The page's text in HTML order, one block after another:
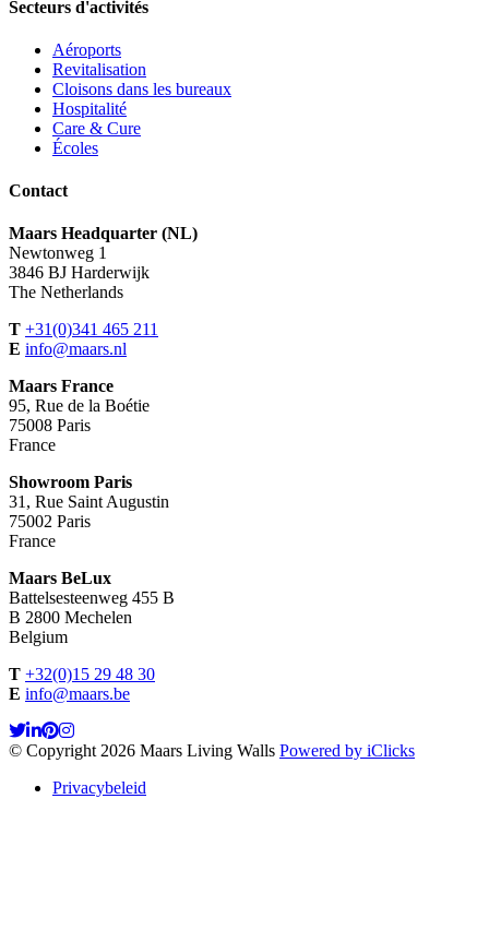
Secteurs d'activités
Aéroports
Revitalisation
Cloisons dans les bureaux
Hospitalité
Care & Cure
Écoles
Contact
Maars Headquarter (NL)
Newtonweg 1
3846 BJ Harderwijk
The Netherlands
T +31(0)341 465 211
E info@maars.nl
Maars France
95, Rue de la Boétie
75008 Paris
France
Showroom Paris
31, Rue Saint Augustin
75002 Paris
France
Maars BeLux
Battelsesteenweg 455 B
B 2800 Mechelen
Belgium
T +32(0)15 29 48 30
E info@maars.be
© Copyright 2026 Maars Living Walls Powered by iClicks
Privacybeleid